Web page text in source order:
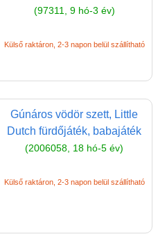
(97311, 9 hó-3 év)
Külső raktáron, 2-3 napon belül szállítható
Gúnáros vödör szett, Little
Dutch fürdőjáték, babajáték
(2006058, 18 hó-5 év)
Külső raktáron, 2-3 napon belül szállítható